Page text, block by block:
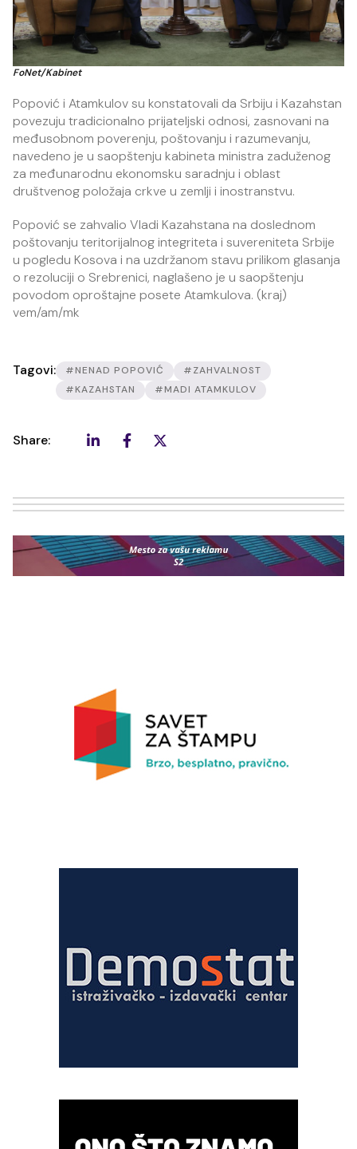
FoNet/Kabinet
Popović i Atamkulov su konstatovali da Srbiju i Kazahstan
povezuju tradicionalno prijateljski odnosi, zasnovani na
međusobnom poverenju, poštovanju i razumevanju,
navedeno je u saopštenju kabineta ministra zaduženog
za međunarodnu ekonomsku saradnju i oblast
društvenog položaja crkve u zemlji i inostranstvu.
Popović se zahvalio Vladi Kazahstana na doslednom
poštovanju teritorijalnog integriteta i suvereniteta Srbije
u pogledu Kosova i na uzdržanom stavu prilikom glasanja
o rezoluciji o Srebrenici, naglašeno je u saopštenju
povodom oproštajne posete Atamkulova. (kraj)
vem/am/mk
Tagovi: #NENAD POPOVIĆ
#ZAHVALNOST
#KAZAHSTAN
#MADI ATAMKULOV
Share: